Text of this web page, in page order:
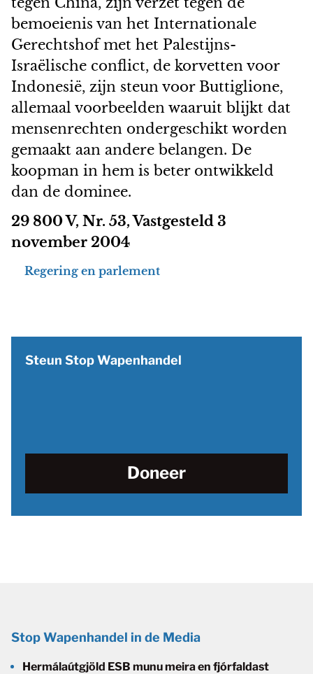
bemoeienis van het Internationale
Gerechtshof met het Palestijns-
Israëlische conflict, de korvetten voor
Indonesië, zijn steun voor Buttiglione,
allemaal voorbeelden waaruit blijkt dat
mensenrechten ondergeschikt worden
gemaakt aan andere belangen. De
koopman in hem is beter ontwikkeld
dan de dominee.
29 800 V, Nr. 53, Vastgesteld 3
november 2004
Regering en parlement
Steun Stop Wapenhandel
Doneer
Stop Wapenhandel in de Media
Hermálaútgjöld ESB munu meira en fjórfaldast